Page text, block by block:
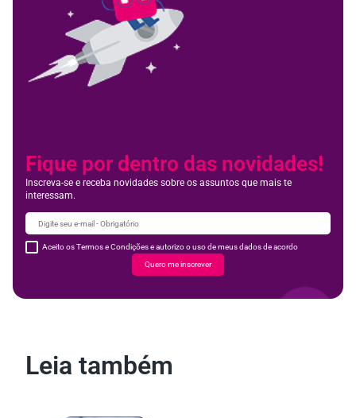
Fique por dentro das novidades!
Inscreva-se e receba novidades sobre os assuntos que mais te
interessam.
Aceito os Termos e Condições e autorizo o uso de meus dados de acordo
Quero me inscrever
Leia também